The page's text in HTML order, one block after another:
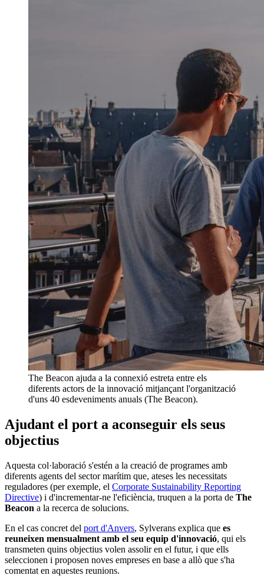
The Beacon ajuda a la connexió estreta entre els
diferents actors de la innovació mitjançant l'organització
d'uns 40 esdeveniments anuals (The Beacon).
Ajudant el port a aconseguir els seus
objectius
Aquesta col·laboració s'estén a la creació de programes amb
diferents agents del sector marítim que, ateses les necessitats
reguladores (per exemple, el Corporate Sustainability Reporting
Directive) i d'incrementar-ne l'eficiència, truquen a la porta de The
Beacon a la recerca de solucions.
En el cas concret del port d'Anvers, Sylverans explica que es
reuneixen mensualment amb el seu equip d'innovació, qui els
transmeten quins objectius volen assolir en el futur, i que ells
seleccionen i proposen noves empreses en base a allò que s'ha
comentat en aquestes reunions.